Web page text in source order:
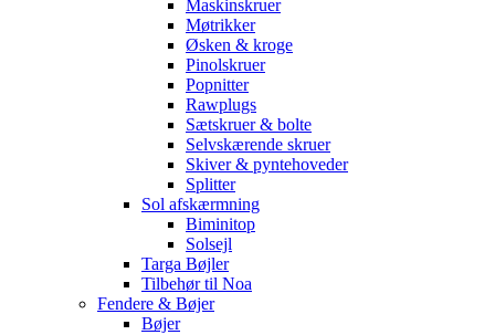
Maskinskruer
Møtrikker
Øsken & kroge
Pinolskruer
Popnitter
Rawplugs
Sætskruer & bolte
Selvskærende skruer
Skiver & pyntehoveder
Splitter
Sol afskærmning
Biminitop
Solsejl
Targa Bøjler
Tilbehør til Noa
Fendere & Bøjer
Bøjer